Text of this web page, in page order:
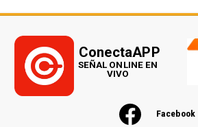
Facebook
ConectaAPP
SEÑAL ONLINE EN
VIVO